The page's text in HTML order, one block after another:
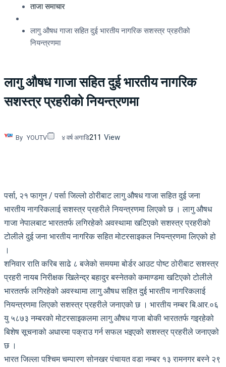
ताजा समाचार
लागु औषध गाजा सहित दुई भारतीय नागरिक सशस्त्र प्रहरीको
नियन्त्रणमा
लागु औषध गाजा सहित दुई भारतीय नागरिक
सशस्त्र प्रहरीको नियन्त्रणमा
By YOUTV ४ वर्ष अगाडि211 View
पर्सा, २१ फागुन / पर्सा जिल्लो ठोरीबाट लागु औषध गाजा सहित दुई जना
भारतीय नागरिकलाई सशस्त्र प्रहरीले नियन्त्रणमा लिएको छ । लागु औषध
गाजा नेपालबाट भारततर्फ लगिरहेको अवस्थामा खटिएको सशस्त्र प्रहरीको
टोलीले दुई जना भारतीय नागरिक सहित मोटरसाइकल नियन्त्रणमा लिएको हो
।
शनिवार राति करिब साढे ८ बजेको समयमा बोर्डर आउट पोष्ट ठोरीबाट सशस्त्र
प्रहरी नायब निरीक्षक खिलेन्द्र बहादुर बस्नेतको कमाण्डमा खटिएको टोलीले
भारततर्फ लगिरहेको अवस्थामा लागु औषध सहित दुई भारतीय नागरिकलाई
नियन्त्रणमा लिएको सशस्त्र प्रहरीले जनाएको छ । भारतीय नम्बर बि.आर.०६
यु ५८७३ नम्बरको मोटरसाइकलमा लागु औषध गाजा बोकी भारततर्फ गइरहेको
बिशेष सूचनाको अधारमा पक्राउ गर्न सफल भइएको सशस्त्र प्रहरीले जनाएको
छ ।
भारत जिल्ला पश्चिम चम्पारण सोनखर पंचायत वडा नम्बर १३ रामनगर बस्ने २९